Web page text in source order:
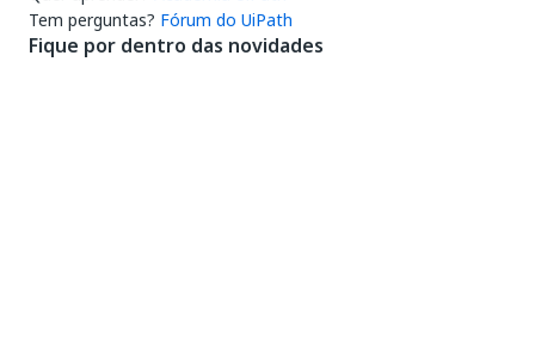
Tem perguntas? Fórum do UiPath
Fique por dentro das novidades